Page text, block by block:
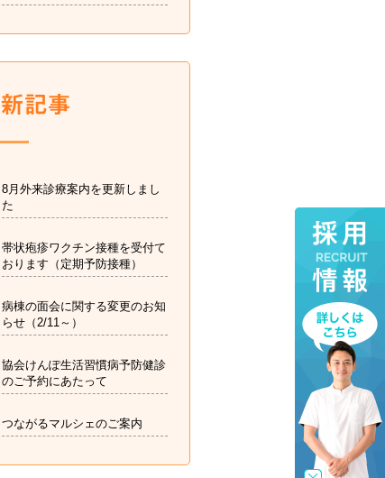
8月外来診療案内を更新しまし
た
帯状疱疹ワクチン接種を受付て
おります（定期予防接種）
病棟の面会に関する変更のお知
らせ（2/11～）
協会けんぽ生活習慣病予防健診
のご予約にあたって
つながるマルシェのご案内